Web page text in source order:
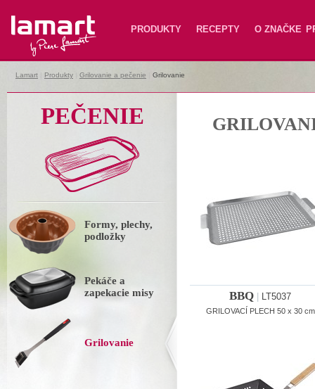
Lamart PRODUKTY RECEPTY O ZNAČKE
Lamart Produkty Grilovanie a pečenie Grilovanie
PEČENIE
Formy, plechy,
podložky
Pekáče a
zapekacie misy
Grilovanie
BBQ LT5037
GRILOVACÍ PLECH 50 x 30 cm